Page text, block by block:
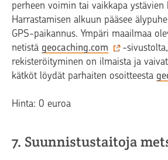
perheen voimin tai vaikkapa ystävien
Harrastamisen alkuun pääsee
GPS-paikannus. Ympäri maailmaa
netistä geocaching.com
-
rekisteröityminen on ilmaista ja
kätköt löydät parhaiten osoitteesta
Hinta: 0 euroa
7. Suunnistustaitoja